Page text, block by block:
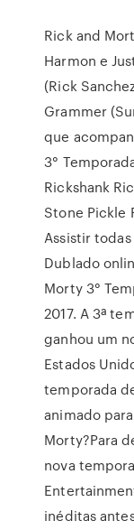
Rick and
Harmon e
(Rick
Grammer
que
3°
Rickshank
Stone Pickle
Assistir
Dublado
Morty 3°
2017. A 3ª
ganhou um
Estados
temporada
animado
Morty?Para
nova
inéditas